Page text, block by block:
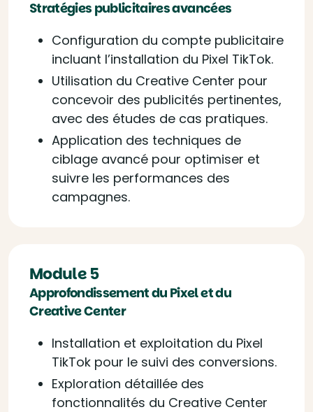
Stratégies publicitaires avancées
Configuration du compte publicitaire
incluant l’installation du Pixel TikTok.
Utilisation du Creative Center pour
concevoir des publicités pertinentes,
avec des études de cas pratiques.
Application des techniques de
ciblage avancé pour optimiser et
suivre les performances des
campagnes.
Module 5
Approfondissement du Pixel et du
Creative Center
Installation et exploitation du Pixel
TikTok pour le suivi des conversions.
Exploration détaillée des
fonctionnalités du Creative Center